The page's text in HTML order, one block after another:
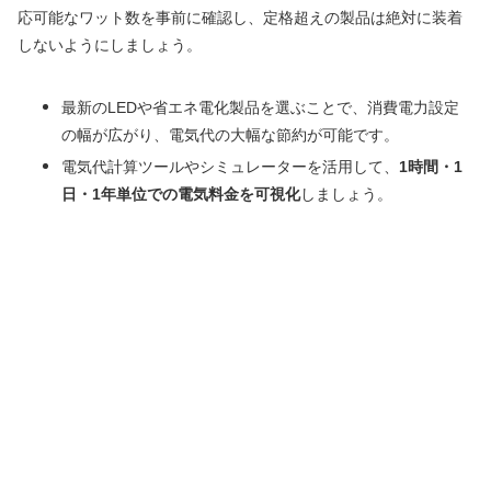
応可能なワット数を事前に確認し、定格超えの製品は絶対に装着
しないようにしましょう。
最新のLEDや省エネ電化製品を選ぶことで、消費電力設定
の幅が広がり、電気代の大幅な節約が可能です。
電気代計算ツールやシミュレーターを活用して、 1時間・1
日・1年単位での電気料金を可視化しましょう。